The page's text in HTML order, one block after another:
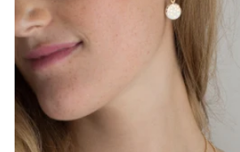
your
cart